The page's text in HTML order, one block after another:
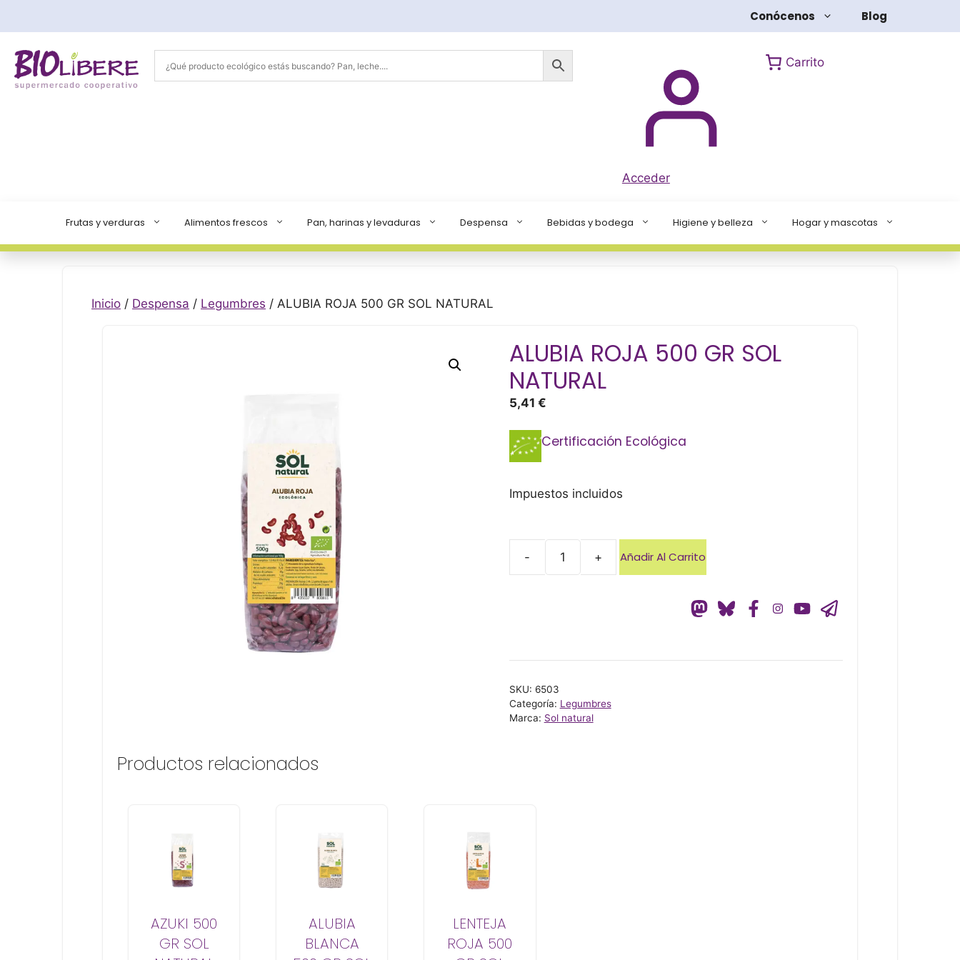
Conócenos Blog
Acceder
Carrito
Frutas y verduras Alimentos frescos Pan, harinas y levaduras Despensa Bebidas y bodega Higiene y belleza Hogar y mascotas
Inicio / Despensa / Legumbres / ALUBIA ROJA 500 GR SOL NATURAL
ALUBIA ROJA 500 GR SOL
NATURAL
5,41 €
Certificación Ecológica
Impuestos incluidos
- + Añadir Al Carrito
SKU: 6503
Categoría: Legumbres
Marca: Sol natural
Productos relacionados
AZUKI 500
GR SOL
ALUBIA
BLANCA
LENTEJA
ROJA 500